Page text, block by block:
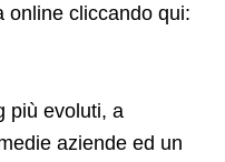
online cliccando qui:
più evoluti, a
aziende ed un